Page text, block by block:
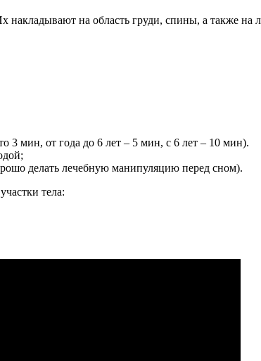
на область груди, спины, а также на
3 мин, от года до 6 лет – 5 мин, с 6 лет – 10 мин).
делать лечебную манипуляцию перед сном).
тела: